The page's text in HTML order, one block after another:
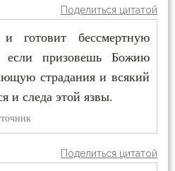
Поделиться цитатой
готовит бессмертную
если призовешь Божию
страдания и всякий
и следа этой язвы.
Поделиться цитатой